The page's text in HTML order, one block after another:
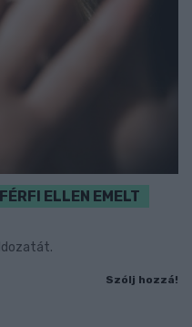
ELLEN EMELT
Szólj hozzá!